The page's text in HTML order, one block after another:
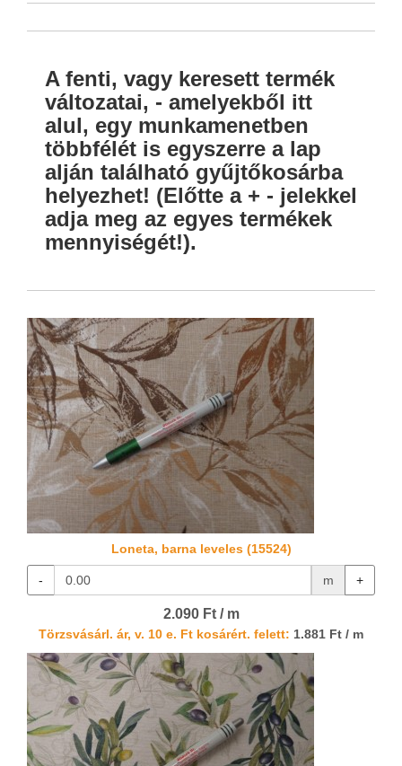
A fenti, vagy keresett termék
változatai, - amelyekből itt
alul, egy munkamenetben
többfélét is egyszerre a lap
alján található gyűjtőkosárba
helyezhet! (Előtte a + - jelekkel
adja meg az egyes termékek
mennyiségét!).
Loneta, barna leveles (15524)
- m +
2.090 Ft / m
Törzsvásárl. ár, v. 10 e. Ft kosárért. felett: 1.881 Ft / m